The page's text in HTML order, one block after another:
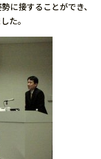
に接することができ、
た。